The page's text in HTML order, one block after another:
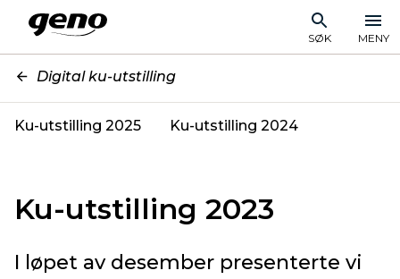
SØK MENY
Digital ku-utstilling
Ku-utstilling 2025 Ku-utstilling 2024
Ku-utstilling 2023
I løpet av desember presenterte vi